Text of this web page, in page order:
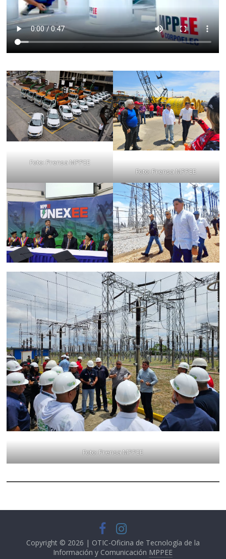
Foto: Prensa MPPEE
Foto: Prensa MPPEE
Foto: Prensa MPPEE
Copyright © 2026 | OTIC-Oficina de Tecnología de la
Información y Comunicación MPPEE